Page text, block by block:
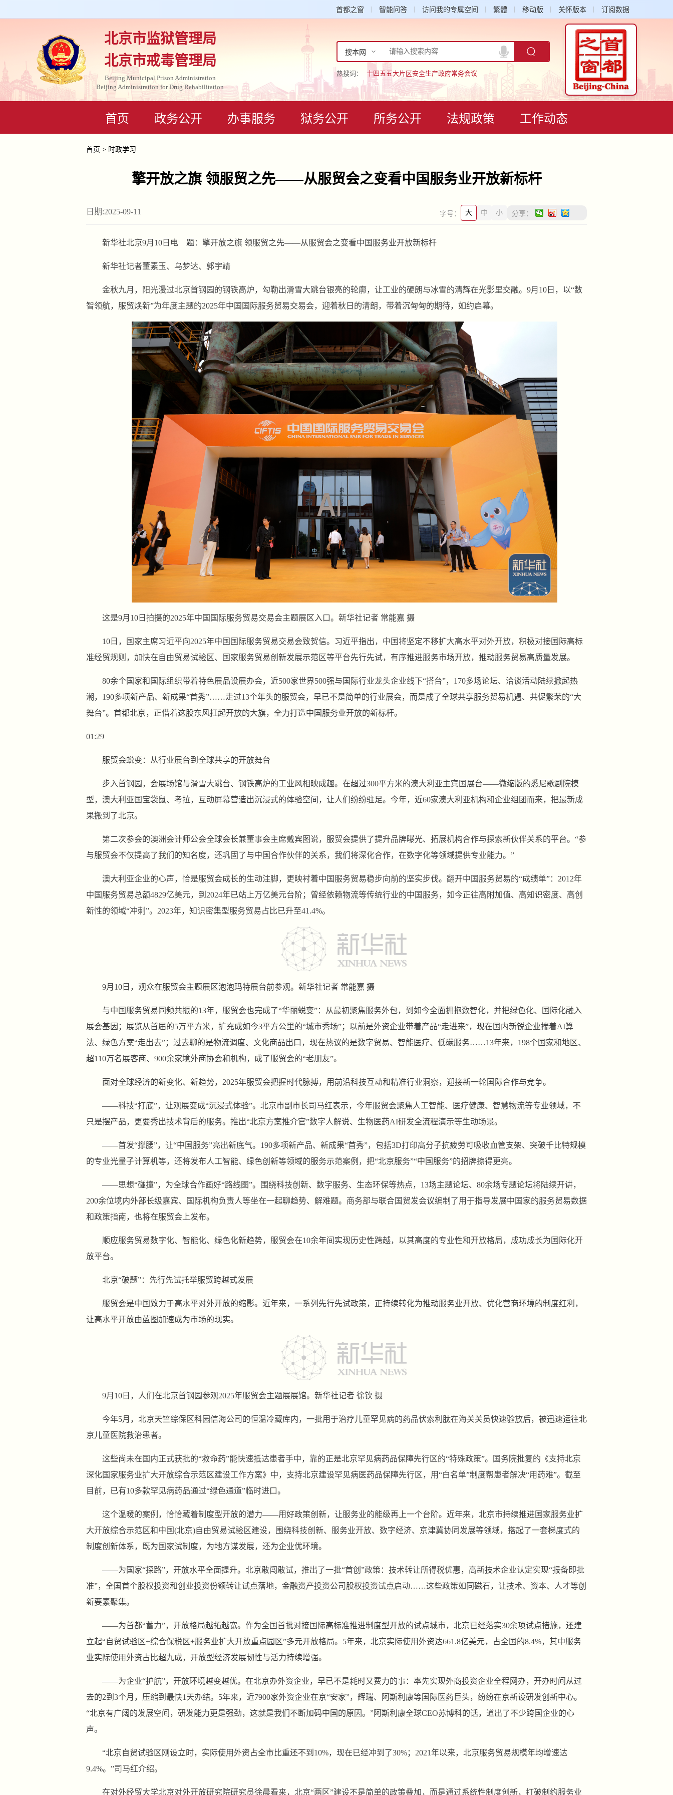
首都之窗 智能问答 访问我的专属空间 繁體 移动版 关怀版本 订阅数据
北京市监狱管理局
北京市戒毒管理局
Beijing Municipal Prison Administration
Beijing Administration for Drug Rehabilitation
搜本网
热搜词： 十四五五大片区安全生产政府常务会议
首页 政务公开 办事服务 狱务公开 所务公开 法规政策 工作动态
首页 > 时政学习
擎开放之旗 领服贸之先——从服贸会之变看中国服务业开放新标杆
日期:2025-09-11 字号： 大 中 小 分享：
新华社北京9月10日电 题：擎开放之旗 领服贸之先——从服贸会之变看中国服务业开放新标杆
新华社记者董素玉、乌梦达、郭宇靖
金秋九月，阳光漫过北京首钢园的钢铁高炉，勾勒出滑雪大跳台银亮的轮廓，让工业的硬朗与冰雪的清辉在光影里交融。9月10日，以“数
智领航，服贸焕新”为年度主题的2025年中国国际服务贸易交易会，迎着秋日的清朗，带着沉甸甸的期待，如约启幕。
这是9月10日拍摄的2025年中国国际服务贸易交易会主题展区入口。新华社记者 常能嘉 摄
10日，国家主席习近平向2025年中国国际服务贸易交易会致贺信。习近平指出，中国将坚定不移扩大高水平对外开放，积极对接国际高标
准经贸规则，加快在自由贸易试验区、国家服务贸易创新发展示范区等平台先行先试，有序推进服务市场开放，推动服务贸易高质量发展。
80余个国家和国际组织带着特色展品设展办会，近500家世界500强与国际行业龙头企业线下“搭台”，170多场论坛、洽谈活动陆续掀起热
潮，190多项新产品、新成果“首秀”……走过13个年头的服贸会，早已不是简单的行业展会，而是成了全球共享服务贸易机遇、共促繁荣的“大
舞台”。首都北京，正借着这股东风扛起开放的大旗，全力打造中国服务业开放的新标杆。
01:29
服贸会蜕变：从行业展台到全球共享的开放舞台
步入首钢园，会展场馆与滑雪大跳台、钢铁高炉的工业风相映成趣。在超过300平方米的澳大利亚主宾国展台——微缩版的悉尼歌剧院模
型，澳大利亚国宝袋鼠、考拉，互动屏幕营造出沉浸式的体验空间，让人们纷纷驻足。今年，近60家澳大利亚机构和企业组团而来，把最新成
果搬到了北京。
第二次参会的澳洲会计师公会全球会长兼董事会主席戴宾图说，服贸会提供了提升品牌曝光、拓展机构合作与探索新伙伴关系的平台。“参
与服贸会不仅提高了我们的知名度，还巩固了与中国合作伙伴的关系，我们将深化合作，在数字化等领域提供专业能力。”
澳大利亚企业的心声，恰是服贸会成长的生动注脚，更映衬着中国服务贸易稳步向前的坚实步伐。翻开中国服务贸易的“成绩单”：2012年
中国服务贸易总额4829亿美元，到2024年已站上万亿美元台阶；曾经依赖物流等传统行业的中国服务，如今正往高附加值、高知识密度、高创
新性的领域“冲刺”。2023年，知识密集型服务贸易占比已升至41.4%。
9月10日，观众在服贸会主题展区泡泡玛特展台前参观。新华社记者 常能嘉 摄
与中国服务贸易同频共振的13年，服贸会也完成了“华丽蜕变”：从最初聚焦服务外包，到如今全面拥抱数智化，并把绿色化、国际化融入
展会基因；展览从首届的5万平方米，扩充成如今3平方公里的“城市秀场”；以前是外资企业带着产品“走进来”，现在国内新锐企业揣着AI算
法、绿色方案“走出去”；过去聊的是物流调度、文化商品出口，现在热议的是数字贸易、智能医疗、低碳服务……13年来，198个国家和地区、
超110万名展客商、900余家境外商协会和机构，成了服贸会的“老朋友”。
面对全球经济的新变化、新趋势，2025年服贸会把握时代脉搏，用前沿科技互动和精准行业洞察，迎接新一轮国际合作与竞争。
——科技“打底”，让观展变成“沉浸式体验”。北京市副市长司马红表示，今年服贸会聚焦人工智能、医疗健康、智慧物流等专业领域，不
只是摆产品，更要秀出技术背后的服务。推出“北京方案推介官”数字人解说、生物医药AI研发全流程演示等生动场景。
——首发“撑腰”，让“中国服务”亮出新底气。190多项新产品、新成果“首秀”，包括3D打印高分子抗疲劳可吸收血管支架、突破千比特规模
的专业光量子计算机等，还将发布人工智能、绿色创新等领域的服务示范案例，把“北京服务”“中国服务”的招牌擦得更亮。
——思想“碰撞”，为全球合作画好“路线图”。围绕科技创新、数字服务、生态环保等热点，13场主题论坛、80余场专题论坛将陆续开讲，
200余位境内外部长级嘉宾、国际机构负责人等坐在一起聊趋势、解难题。商务部与联合国贸发会议编制了用于指导发展中国家的服务贸易数据
和政策指南，也将在服贸会上发布。
顺应服务贸易数字化、智能化、绿色化新趋势，服贸会在10余年间实现历史性跨越，以其高度的专业性和开放格局，成功成长为国际化开
放平台。
北京“破题”：先行先试托举服贸跨越式发展
服贸会是中国致力于高水平对外开放的缩影。近年来，一系列先行先试政策，正持续转化为推动服务业开放、优化营商环境的制度红利，
让高水平开放由蓝图加速成为市场的现实。
9月10日，人们在北京首钢园参观2025年服贸会主题展展馆。新华社记者 徐钦 摄
今年5月，北京天竺综保区科园信海公司的恒温冷藏库内，一批用于治疗儿童罕见病的药品伏索利肽在海关关员快速验放后，被迅速运往北
京儿童医院救治患者。
这些尚未在国内正式获批的“救命药”能快速抵达患者手中，靠的正是北京罕见病药品保障先行区的“特殊政策”。国务院批复的《支持北京
深化国家服务业扩大开放综合示范区建设工作方案》中，支持北京建设罕见病医药品保障先行区，用“白名单”制度帮患者解决“用药难”。截至
目前，已有10多款罕见病药品通过“绿色通道”临时进口。
这个温暖的案例，恰恰藏着制度型开放的潜力——用好政策创新，让服务业的能级再上一个台阶。近年来，北京市持续推进国家服务业扩
大开放综合示范区和中国(北京)自由贸易试验区建设，围绕科技创新、服务业开放、数字经济、京津冀协同发展等领域，搭起了一套梯度式的
制度创新体系，既为国家试制度，为地方谋发展，还为企业优环境。
——为国家“探路”，开放水平全面提升。北京敢闯敢试，推出了一批“首创”政策：技术转让所得税优惠，高新技术企业认定实现“报备即批
准”，全国首个股权投资和创业投资份额转让试点落地，金融资产投资公司股权投资试点启动……这些政策如同磁石，让技术、资本、人才等创
新要素聚集。
——为首都“蓄力”，开放格局越拓越宽。作为全国首批对接国际高标准推进制度型开放的试点城市，北京已经落实30余项试点措施，还建
立起“自贸试验区+综合保税区+服务业扩大开放重点园区”多元开放格局。5年来，北京实际使用外资达661.8亿美元，占全国的8.4%，其中服务
业实际使用外资占比超九成，开放型经济发展韧性与活力持续增强。
——为企业“护航”，开放环境越变越优。在北京办外资企业，早已不是耗时又费力的事：率先实现外商投资企业全程网办，开办时间从过
去的2到3个月，压缩到最快1天办结。5年来，近7900家外资企业在京“安家”，辉瑞、阿斯利康等国际医药巨头，纷纷在京新设研发创新中心。
“北京有广阔的发展空间，研发能力更是强劲，这就是我们不断加码中国的原因。”阿斯利康全球CEO苏博科的话，道出了不少跨国企业的心
声。
“北京自贸试验区刚设立时，实际使用外资占全市比重还不到10%，现在已经冲到了30%；2021年以来，北京服务贸易规模年均增速达
9.4%。”司马红介绍。
在对外经贸大学北京对外开放研究院研究员徐晨看来，北京“两区”建设不是简单的政策叠加，而是通过系统性制度创新，打破制约服务业